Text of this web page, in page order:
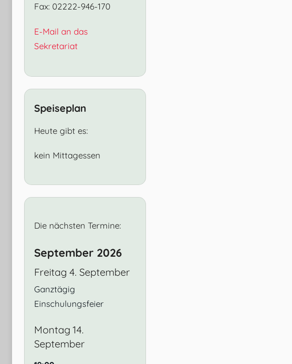
Fax: 02222-946-170
E-Mail an das
Sekretariat
Speiseplan
Heute gibt es:
kein Mittagessen
Die nächsten Termine:
September 2026
Freitag 4. September
Ganztägig
Einschulungsfeier
Montag 14.
September